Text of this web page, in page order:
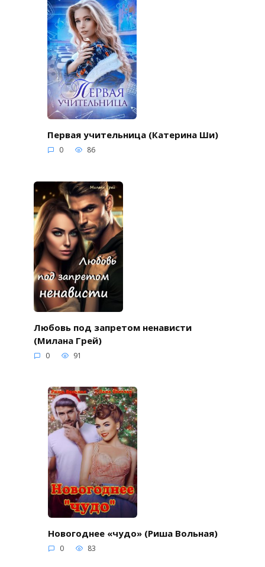
Первая учительница (Катерина Ши)
0 86
Любовь под запретом ненависти
(Милана Грей)
0 91
Новогоднее «чудо» (Риша Вольная)
0 83